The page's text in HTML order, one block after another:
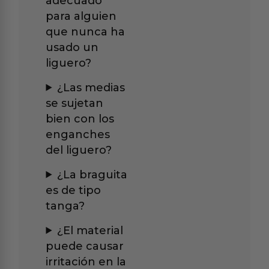
para alguien
que nunca ha
usado un
liguero?
¿Las medias
se sujetan
bien con los
enganches
del liguero?
¿La braguita
es de tipo
tanga?
¿El material
puede causar
irritación en la